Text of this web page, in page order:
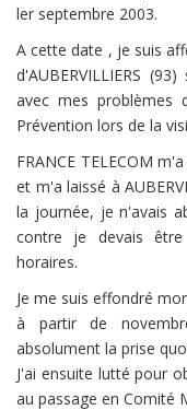
ler septembre 2003.
A cette date , je suis
d'AUBERVILLIERS
avec mes problèmes
Prévention lors de la
FRANCE TELECOM
et m'a laissé à
la journée, je n'avais
contre je devais
horaires.
Je me suis effondré
à partir de
absolument la prise
J'ai ensuite lutté pour
au passage en Comité